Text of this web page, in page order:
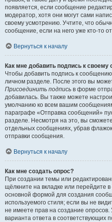
появляется, если сообщение
модератор, хотя они могут сами
своему усмотрению. Учтите, что
сообщение, если на него уже кто-то
Вернуться к началу
Как мне добавить подпись к
Чтобы добавить подпись к
личном разделе. После этого вы
Присоединить подпись в форме
добавилась. Вы также можете
умолчанию ко всем вашим
параграфе «Отправка сообщений»
разделе. Несмотря на это, вы
отдельных сообщениях, убрав флажок
отправки сообщения.
Вернуться к началу
Как мне создать опрос?
При создании темы или
щёлкните на вкладке или перейдите
основной формой для создания
используемого стиля; если вы не
не имеете прав на создание
варианта ответа в соответствующих